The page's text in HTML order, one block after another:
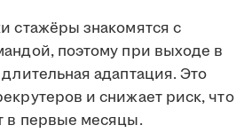
стажёры знакомятся с
поэтому при выходе в
адаптация. Это
и снижает риск, что
в первые месяцы.